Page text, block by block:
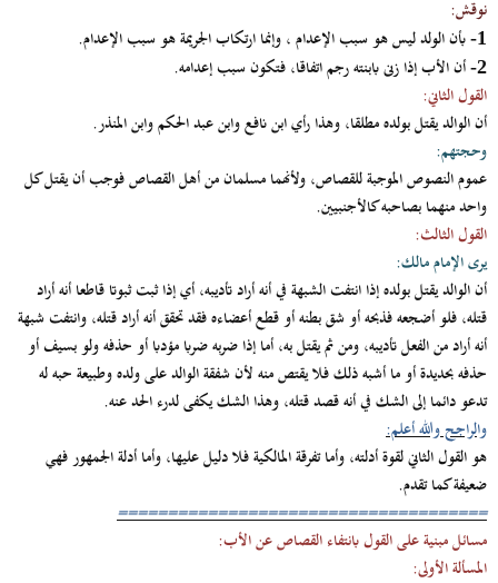
نوقش:
1- بأن الولد ليس هو سبب الإعدام ، وإنما ارتكاب الجريمة هو سبب الإعدام.
2- أن الأب إذا زنى بابنته رجم اتفاقا، فتكون سبب إعدامه.
القول الثاني:
أن الوالد يقتل بولده مطلقا، وهذا رأي ابن نافع وابن عبد الحكم وابن المنذر.
وحجتهم:
عموم النصوص الموجبة للقصاص، ولأنهما مسلمان من أهل القصاص فوجب أن يقتل كل
واحد منهما بصاحبه كالأجنبيين.
القول الثالث:
يرى الإمام مالك:
أن الوالد يقتل بولده إذا انتفت الشبهة في أنه أراد تأديبه، أي إذا ثبت ثبوتا قاطعا أنه أراد
قتله، فلو أضجعه فذبحه أو شق بطنه أو قطع أعضاءه فقد تحقق أنه أراد قتله، وانتفت شبهة
أنه أراد من الفعل تأديبه، ومن ثم يقتل به، أما إذا ضربه ضربا مؤدبا أو حذفه ولو بسيف أو
حذفه بحديدة أو ما أشبه ذلك فلا يقتص منه لأن شفقة الوالد على ولده وطبيعة حبه له
تدعو دائما إلى الشك في أنه قصد قتله، وهذا الشك يكفى لدرء الحد عنه.
والراجح والله أعلم:
هو القول الثاني لقوة أدلته، وأما تفرقة المالكية فلا دليل عليها، وأما أدلة الجمهور فهي
ضعيفة كما تقدم.
=====================================
مسائل مبنية على القول بانتفاء القصاص عن الأب:
المسألة الأولى: